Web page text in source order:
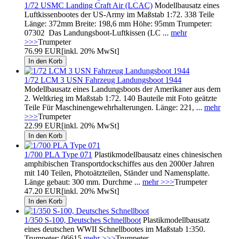
1/72 USMC Landing Craft Air (LCAC) Modellbausatz eines
Luftkissenbootes der US-Army im Maßstab 1:72. 338 Teile
Länge: 372mm Breite: 198,6 mm Höhe: 95mm Trumpeter:
07302 Das Landungsboot-Luftkissen (LC ... mehr
>>>Trumpeter
76.99 EUR[inkl. 20% MwSt]
1/72 LCM 3 USN Fahrzeug Landungsboot 1944
Modellbausatz eines Landungsboots der Amerikaner aus dem
2. Weltkrieg im Maßstab 1:72. 140 Bauteile mit Foto geätzte
Teile Für Maschinengewehrhalterungen. Länge: 221, ... mehr
>>>Trumpeter
22.99 EUR[inkl. 20% MwSt]
1/700 PLA Type 071 Plastikmodellbausatz eines chinesischen
amphibischen Transportdockschiffes aus den 2000er Jahren
mit 140 Teilen, Photoätzteilen, Ständer und Namensplatte.
Länge gebaut: 300 mm. Durchme ... mehr >>>Trumpeter
47.20 EUR[inkl. 20% MwSt]
1/350 S-100, Deutsches Schnellboot Plastikmodellbausatz
eines deutschen WWII Schnellbootes im Maßstab 1:350.